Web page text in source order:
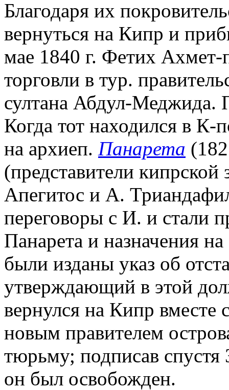
Благодаря их
вернуться на Кипр и
мае 1840 г. Фетих Ахмет-
торговли в тур.
султана Абдул-Меджида.
Когда тот находился в
на архиеп. Панарета
(представители
Апегитос и А.
переговоры с И. и стали
Панарета и назначения
были изданы указ об
утверждающий в этой
вернулся на Кипр вместе
новым правителем
тюрьму; подписав спустя
он был освобожден.